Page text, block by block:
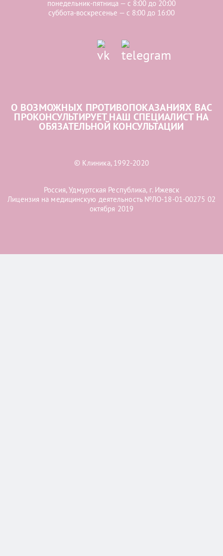
понедельник-пятница — с 8:00 до 20:00
суббота-воскресенье — с 8:00 до 16:00
О ВОЗМОЖНЫХ ПРОТИВОПОКАЗАНИЯХ ВАС
ПРОКОНСУЛЬТИРУЕТ НАШ СПЕЦИАЛИСТ НА
ОБЯЗАТЕЛЬНОЙ КОНСУЛЬТАЦИИ
© Клиника, 1992-2020
Россия, Удмуртская Республика, г. Ижевск
Лицензия на медицинскую деятельность №ЛО-18-01-00275 02
октября 2019